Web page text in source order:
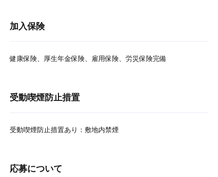
加入保険
健康保険、厚生年金保険、雇用保険、労災保険完備
受動喫煙防止措置
受動喫煙防止措置あり：敷地内禁煙
応募について